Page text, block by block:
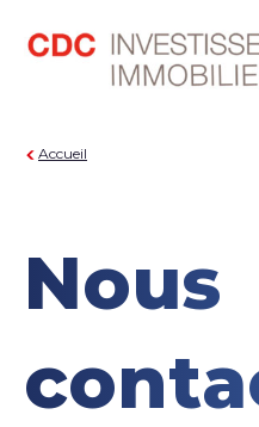
Accueil
Nous